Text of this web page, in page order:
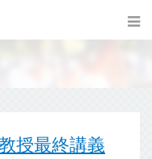
授最終講義